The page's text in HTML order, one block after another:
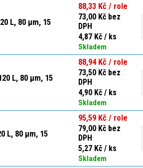
L, 80 µm, 15
88,33 Kč / role
73,00 Kč bez
DPH
4,87 Kč / ks
Skladem
L, 80 µm, 15
88,94 Kč / role
73,50 Kč bez
DPH
4,90 Kč / ks
Skladem
L, 80 µm, 15
95,59 Kč / role
79,00 Kč bez
DPH
5,27 Kč / ks
Skladem